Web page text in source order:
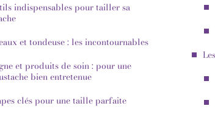
indispensables pour tailler sa
et tondeuse : les incontournables
et produits de soin : pour une
bien entretenue
clés pour une taille parfaite